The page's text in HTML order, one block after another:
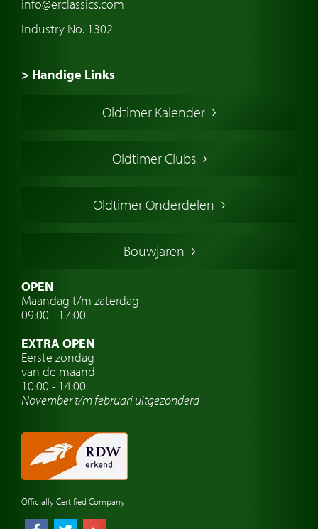
info@erclassics.com
Industry No. 1302
> Handige Links
Amerikaanse oldtimers
Franse oldtimers
Zweedse oldtimers
Oldtimer verzekering
Oldtimer reizen
Oldtimerwerkplaats
Automerk horloges
Classic cars Nederland
Oldtimer Kalender
Oldtimer Clubs
Oldtimer Onderdelen
Bouwjaren
OPEN
Maandag t/m zaterdag
09:00 - 17:00
EXTRA OPEN
Eerste zondag
van de maand
10:00 - 14:00
November t/m februariuitgezonderd
Officially Certified Company